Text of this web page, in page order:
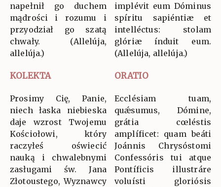
napełnił go duchem
mądrości i rozumu i
przyodział go szatą
chwały. (Allelúja,
allelúja.)
implévit eum Dóminus
spíritu sapiéntiæ et
intelléctus: stolam
glóriæ índuit eum.
(Allelúja, allelúja.)
KOLEKTA ORATIO
Prosimy Cię, Panie,
niech łaska niebieska
daje wzrost Twojemu
Kościołowi, który
raczyłeś oświecić
nauką i chwalebnymi
zasługami św. Jana
Złotoustego, Wyznawcy
Ecclésiam tuam,
quǽsumus, Dómine,
grátia cœléstis
amplíficet: quam beáti
Joánnis Chrysóstomi
Confessóris tui atque
Pontíficis illustráre
voluísti gloriósis